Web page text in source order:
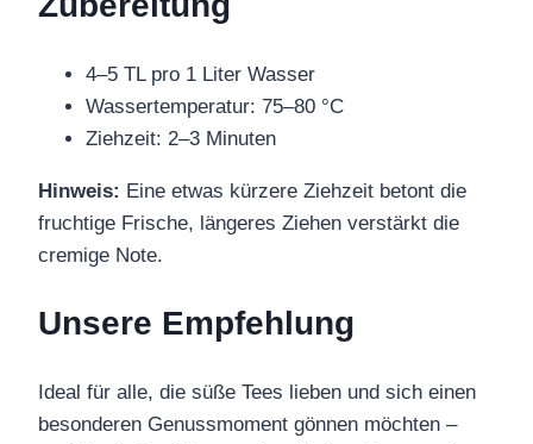
4–5 TL pro 1 Liter Wasser
Wassertemperatur: 75–80 °C
Ziehzeit: 2–3 Minuten
Hinweis: Eine etwas kürzere Ziehzeit betont die
fruchtige Frische, längeres Ziehen verstärkt die
cremige Note.
Unsere Empfehlung
Ideal für alle, die süße Tees lieben und sich einen
besonderen Genussmoment gönnen möchten –